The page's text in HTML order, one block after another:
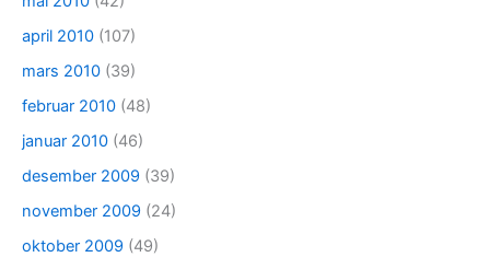
april 2010 (107)
mars 2010 (39)
februar 2010 (48)
januar 2010 (46)
desember 2009 (39)
november 2009 (24)
oktober 2009 (49)